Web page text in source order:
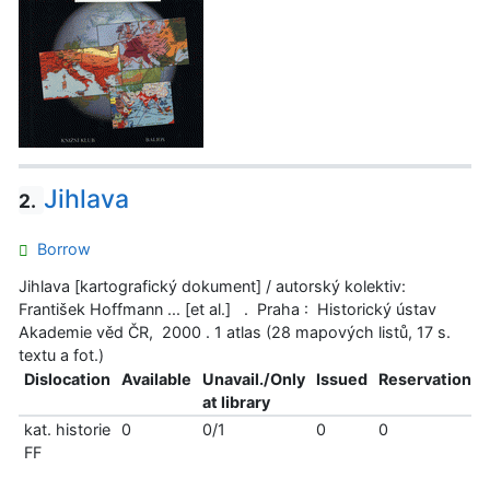
2. Jihlava
Borrow
Jihlava [kartografický dokument] / autorský kolektiv:
František Hoffmann ... [et al.] . Praha : Historický ústav
Akademie věd ČR, 2000 . 1 atlas (28 mapových listů, 17 s.
textu a fot.)
Dislocation
Available
Unavail./Only
at library
Issued Reservations
kat. historie
FF
0 0/1 0 0